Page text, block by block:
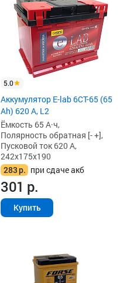
5.0
Аккумулятор E-lab 6СТ-65 (65
Ah) 620 А, L2
Ёмкость 65 А·ч,
Полярность обратная [- +],
Пусковой ток 620 А,
242x175x190
283р. при сдаче акб
301 р.
Купить